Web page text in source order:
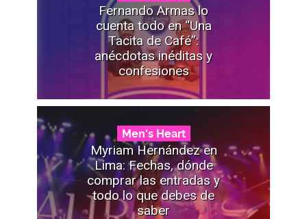
Fernando Armas lo
cuenta todo en “Una
Tacita de Café”:
anécdotas inéditas y
confesiones
Men's Heart
Myriam Hernández en
Lima: Fechas, dónde
comprar las entradas y
todo lo que debes de
saber